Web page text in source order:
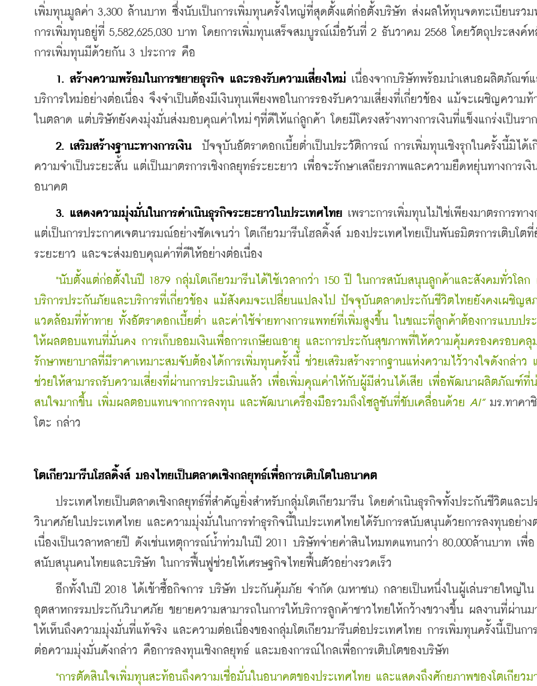
เพิ่มทุนมูลค่า 3,300 ล้านบาท ซึ่งนับเป็นการเพิ่มทุนครั้งใหญ่ที่สุดตั้งแต่ก่อตั้งบริษัท ส่งผลให้ทุนจดทะเบียนรวม
การเพิ่มทุนอยู่ที่ 5,582,625,030 บาท โดยการเพิ่มทุนเสร็จสมบูรณ์เมื่อวันที่ 2 ธันวาคม 2568
โดยวัตถุประสงค์
การเพิ่มทุนมีด้วยกัน 3 ประการ คือ
1. สร้างความพร้อมในการขยายธุรกิจ และรองรับความเสี่ยงใหม่ เนื่องจากบริษัทพร้อมนำเสนอผลิตภัณฑ์แ
บริการใหม่อย่างต่อเนื่อง จึงจำเป็นต้องมีเงินทุนเพียงพอในการรองรับความเสี่ยงที่เกี่ยวข้อง แม้จะเผชิญความท้
ในตลาด แต่บริษัทยังคงมุ่งมั่นส่งมอบคุณค่าใหม่ๆที่ดีให้แก่ลูกค้า โดยมีโครงสร้างทางการเงินที่แข็งแกร่งเป็นรา
2. เสริมสร้างฐานะทางการเงิน ปัจจุบันอัตราดอกเบี้ยต่ำเป็นประวัติการณ์ การเพิ่มทุนเชิงรุกในครั้งนี้มิได้เ
ความจำเป็นระยะสั้น แต่เป็นมาตรการเชิงกลยุทธ์ระยะยาว เพื่อจะรักษาเสถียรภาพและความยืดหยุ่นทางการเงิ
อนาคต
3. แสดงความมุ่งมั่นในการดำเนินธุรกิจระยะยาวในประเทศไทย เพราะการเพิ่มทุนไม่ใช่เพียงมาตรการทาง
แต่เป็นการประกาศเจตนารมณ์อย่างชัดเจนว่า โตเกียวมารีนโฮลดิ้งส์ มองประเทศไทยเป็นพันธมิตรการเติบโต
ระยะยาว และจะส่งมอบคุณค่าที่ดีให้อย่างต่อเนื่อง
"นับตั้งแต่ก่อตั้งในปี 1879 กลุ่มโตเกียวมารีนได้ใช้เวลากว่า 150 ปี ในการสนับสนุนลูกค้าและสังคมทั่วโลก
บริการประกันภัยและบริการที่เกี่ยวข้อง แม้สังคมจะเปลี่ยนแปลงไป ปัจจุบันตลาดประกันชีวิตไทยยังคงเผชิญส
แวดล้อมที่ท้าทาย ทั้งอัตราดอกเบี้ยต่ำ และค่าใช้จ่ายทางการแพทย์ที่เพิ่มสูงขึ้น ในขณะที่ลูกค้าต้องการแบบปร
ให้ผลตอบแทนที่มั่นคง การเก็บออมเงินเพื่อการเกษียณอายุ และการประกันสุขภาพที่ให้ความคุ้มครองครอบคลุ
รักษาพยาบาลที่มีราคาเหมาะสมจับต้องได้การเพิ่มทุนครั้งนี้ ช่วยเสริมสร้างรากฐานแห่งความไว้วางใจดังกล่าว
ช่วยให้สามารถรับความเสี่ยงที่ผ่านการประเมินแล้ว เพื่อเพิ่มคุณค่าให้กับผู้มีส่วนได้เสีย เพื่อพัฒนาผลิตภัณฑ์ที่
สนใจมากขึ้น เพิ่มผลตอบแทนจากการลงทุน และพัฒนาเครื่องมือรวมถึงโซลูชันที่ขับเคลื่อนด้วย AI” มร.ทาคาชิ
โตะ กล่าว
โตเกียวมารีนโฮลดิ้งส์ มองไทยเป็นตลาดเชิงกลยุทธ์เพื่อการเติบโตในอนาคต
ประเทศไทยเป็นตลาดเชิงกลยุทธ์ที่สำคัญยิ่งสำหรับกลุ่มโตเกียวมารีน โดยดำเนินธุรกิจทั้งประกันชีวิตและป
วินาศภัยในประเทศไทย และความมุ่งมั่นในการทำธุรกิจนี้ในประเทศไทยได้รับการสนับสนุนด้วยการลงทุนอย่าง
เนื่องเป็นเวลาหลายปี ดังเช่นเหตุการณ์น้ำท่วมในปี 2011 บริษัทจ่ายค่าสินไหมทดแทนกว่า 80,000ล้านบาท เพื่อ
สนับสนุนคนไทยและบริษัท ในการฟื้นฟูช่วยให้เศรษฐกิจไทยฟื้นตัวอย่างรวดเร็ว
อีกทั้งในปี 2018 ได้เข้าซื้อกิจการ บริษัท ประกันคุ้มภัย จำกัด (มหาชน) กลายเป็นหนึ่งในผู้เล่นรายใหญ่ใน
อุตสาหกรรมประกันวินาศภัย ขยายความสามารถในการให้บริการลูกค้าชาวไทยให้กว้างขวางขึ้น ผลงานที่ผ่านม
ให้เห็นถึงความมุ่งมั่นที่แท้จริง และความต่อเนื่องของกลุ่มโตเกียวมารีนต่อประเทศไทย การเพิ่มทุนครั้งนี้เป็นกา
ต่อความมุ่งมั่นดังกล่าว คือการลงทุนเชิงกลยุทธ์ และมองการณ์ไกลเพื่อการเติบโตของบริษัท
"การตัดสินใจเพิ่มทุนสะท้อนถึงความเชื่อมั่นในอนาคตของประเทศไทย และแสดงถึงศักยภาพของโตเกียวม